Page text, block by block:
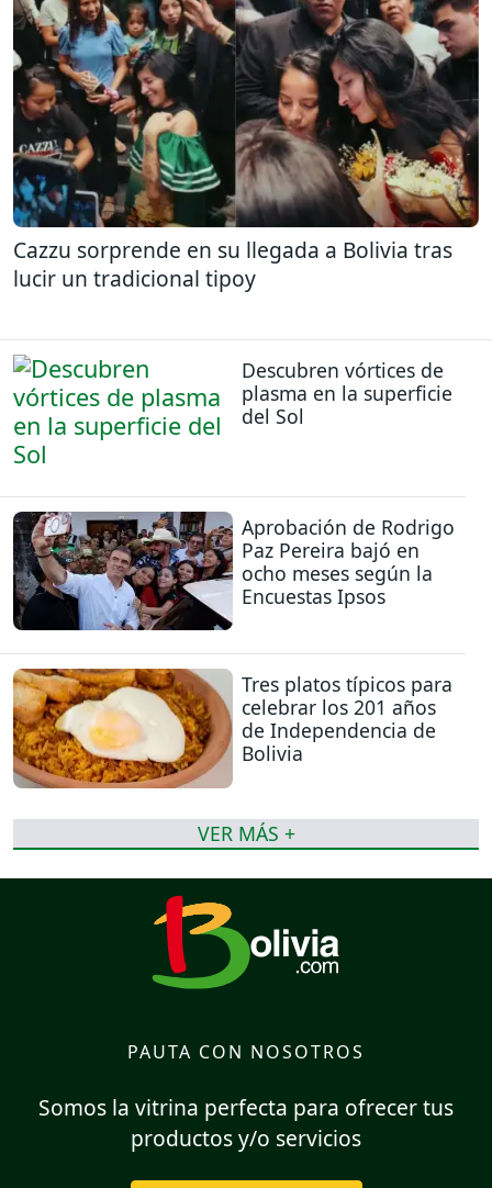
Cazzu sorprende en su llegada a Bolivia tras
lucir un tradicional tipoy
Descubren vórtices de
plasma en la superficie
del Sol
Aprobación de Rodrigo
Paz Pereira bajó en
ocho meses según la
Encuestas Ipsos
Tres platos típicos para
celebrar los 201 años
de Independencia de
Bolivia
VER MÁS +
PAUTA CON NOSOTROS
Somos la vitrina perfecta para ofrecer tus
productos y/o servicios